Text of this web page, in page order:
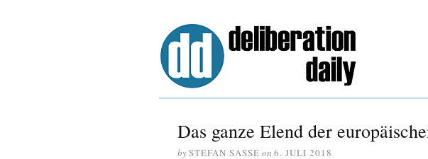
Das ganze Elend der
bySTEFAN SASSE on 6. JULI 2018